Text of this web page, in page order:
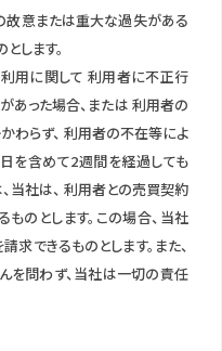
故意または重大な過失がある
します。
用に関して 利用者に不正行
あった場合、または 利用者の
わらず、 利用者の不在等によ
を含めて2週間を経過しても
当社は、 利用者との売買契約
のとします。この場合、当社
できるものとします。また、
を問わず、当社は一切の責任